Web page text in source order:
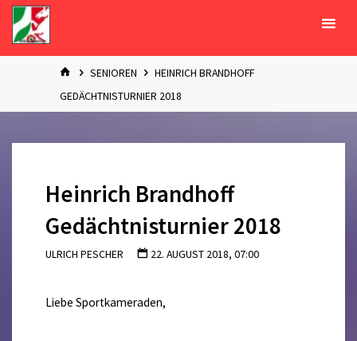
Zum
Inhalt
springen
STARTSENIOREN
HEINRICH BRANDHOFF
GEDÄCHTNISTURNIER 2018
Heinrich Brandhoff
Gedächtnisturnier 2018
ULRICH PESCHER 22. AUGUST 2018, 07:00
Liebe Sportkameraden,